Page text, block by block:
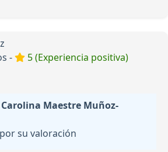
-
5 (Experiencia positiva)
Carolina Maestre Muñoz-
su valoración